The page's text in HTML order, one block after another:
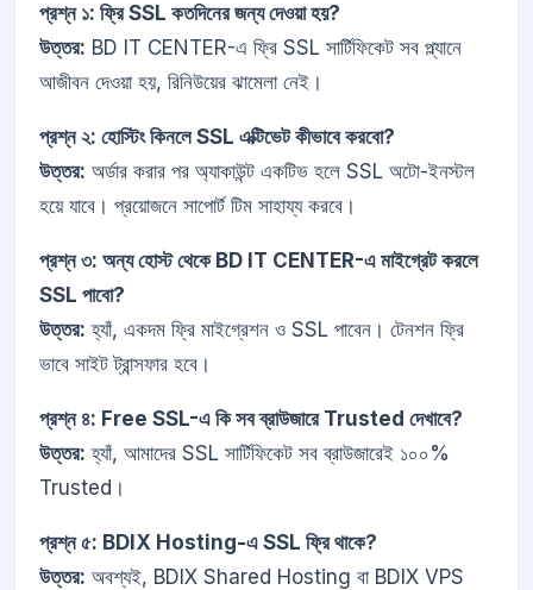
প্রশ্ন ১: ফ্রি SSL কতদিনের জন্য দেওয়া হয়?
উত্তর: BD IT CENTER-এ ফ্রি SSL সার্টিফিকেট সব প্ল্যানে
আজীবন দেওয়া হয়, রিনিউয়ের ঝামেলা নেই।
প্রশ্ন ২: হোস্টিং কিনলে SSL এক্টিভেট কীভাবে করবো?
উত্তর: অর্ডার করার পর অ্যাকাউন্ট একটিভ হলে SSL অটো-ইনস্টল
হয়ে যাবে। প্রয়োজনে সাপোর্ট টিম সাহায্য করবে।
প্রশ্ন ৩: অন্য হোস্ট থেকে BD IT CENTER-এ মাইগ্রেট করলে
SSL পাবো?
উত্তর: হ্যাঁ, একদম ফ্রি মাইগ্রেশন ও SSL পাবেন। টেনশন ফ্রি
ভাবে সাইট ট্রান্সফার হবে।
প্রশ্ন ৪: Free SSL-এ কি সব ব্রাউজারে Trusted দেখাবে?
উত্তর: হ্যাঁ, আমাদের SSL সার্টিফিকেট সব ব্রাউজারেই ১০০%
Trusted।
প্রশ্ন ৫: BDIX Hosting-এ SSL ফ্রি থাকে?
উত্তর: অবশ্যই, BDIX Shared Hosting বা BDIX VPS